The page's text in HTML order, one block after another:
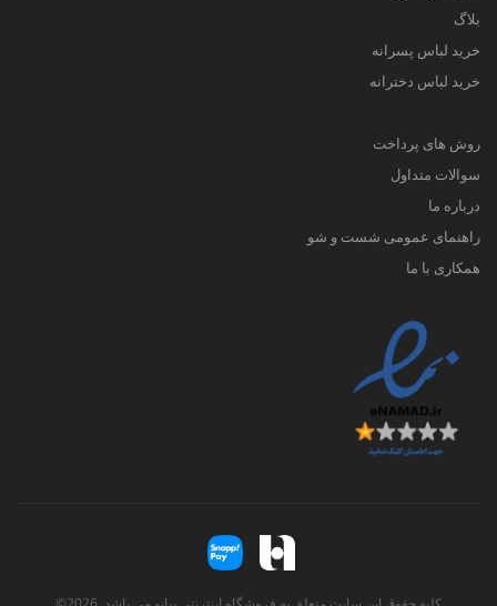
بلاگ
خرید لباس پسرانه
خرید لباس دخترانه
روش های پرداخت
سوالات متداول
درباره ما
راهنمای عمومی شست و شو
همکاری با ما